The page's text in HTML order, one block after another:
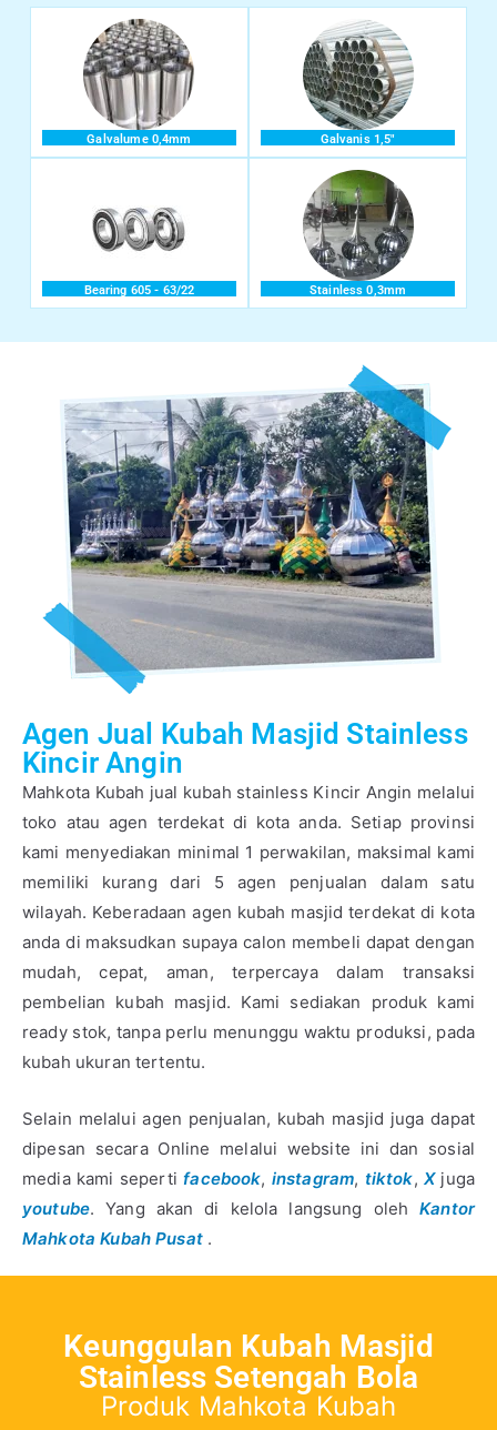
Galvalume 0,4mm Galvanis 1,5"
Bearing 605 - 63/22 Stainless 0,3mm
Agen Jual Kubah Masjid Stainless
Kincir Angin
Mahkota Kubah jual kubah stainless Kincir Angin melalui
toko atau agen terdekat di kota anda. Setiap provinsi
kami menyediakan minimal 1 perwakilan, maksimal kami
memiliki kurang dari 5 agen penjualan dalam satu
wilayah. Keberadaan agen kubah masjid terdekat di kota
anda di maksudkan supaya calon membeli dapat dengan
mudah, cepat, aman, terpercaya dalam transaksi
pembelian kubah masjid. Kami sediakan produk kami
ready stok, tanpa perlu menunggu waktu produksi, pada
kubah ukuran tertentu.
Selain melalui agen penjualan, kubah masjid juga dapat
dipesan secara Online melalui website ini dan sosial
media kami sepertifacebook, instagram, tiktok, Xjuga
youtube. Yang akan di kelola langsung olehKantor
Mahkota Kubah Pusat.
Keunggulan Kubah Masjid
Stainless Setengah Bola
Produk Mahkota Kubah